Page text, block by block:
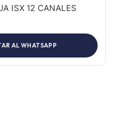
ISX 12 CANALES
AL WHATSAPP